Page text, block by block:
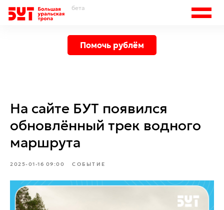
бета
Помочь рублём
На сайте БУТ появился
обновлённый трек водного
маршрута
2025-01-16 09:00 СОБЫТИЕ